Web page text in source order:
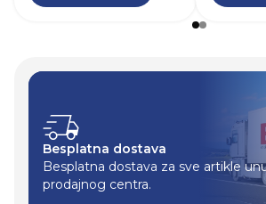
Besplatna dostava
Besplatna dostava za sve artikle
prodajnog centra.